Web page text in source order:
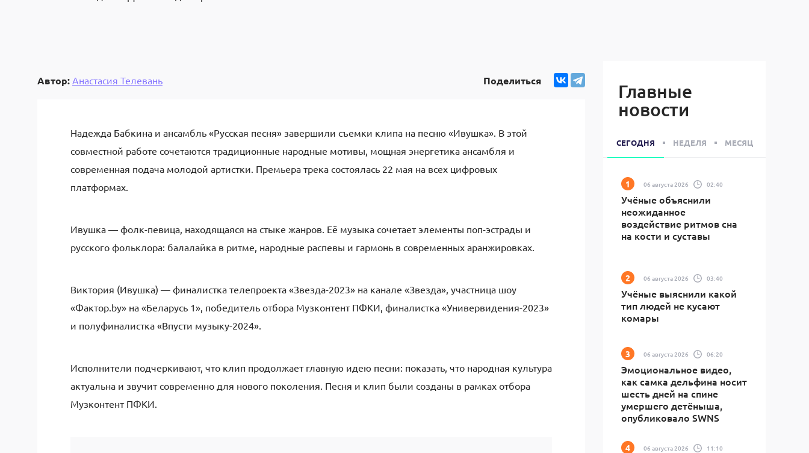
Автор: Анастасия Телевань Поделиться
Надежда Бабкина и ансамбль «Русская песня» завершили съемки клипа на песню «Ивушка». В этой
совместной работе сочетаются традиционные народные мотивы, мощная энергетика ансамбля и
современная подача молодой артистки. Премьера трека состоялась 22 мая на всех цифровых
платформах.
Ивушка — фолк-певица, находящаяся на стыке жанров. Её музыка сочетает элементы поп-эстрады и
русского фольклора: балалайка в ритме, народные распевы и гармонь в современных аранжировках.
Виктория (Ивушка) — финалистка телепроекта «Звезда-2023» на канале «Звезда», участница шоу
«Фактор.by» на «Беларусь 1», победитель отбора Музконтент ПФКИ, финалистка «Универвидения-2023»
и полуфиналистка «Впусти музыку-2024».
Исполнители подчеркивают, что клип продолжает главную идею песни: показать, что народная культура
актуальна и звучит современно для нового поколения. Песня и клип были созданы в рамках отбора
Музконтент ПФКИ.
Главные
новости
СЕГОДНЯ НЕДЕЛЯ МЕСЯЦ
06 августа 2026 02:40
Учёные объяснили
неожиданное
воздействие ритмов сна
на кости и суставы
06 августа 2026 03:40
Учёные выяснили какой
тип людей не кусают
комары
06 августа 2026 06:20
Эмоциональное видео,
как самка дельфина носит
шесть дней на спине
умершего детёныша,
опубликовало SWNS
06 августа 2026 11:10